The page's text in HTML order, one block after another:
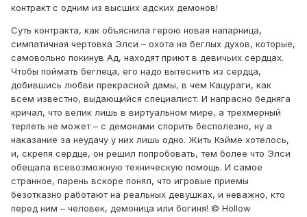
контракт с одним из высших адских демонов!
Суть контракта, как объяснила герою новая напарница,
симпатичная чертовка Элси – охота на беглых духов, которые,
самовольно покинув Ад, находят приют в девичьих сердцах.
Чтобы поймать беглеца, его надо вытеснить из сердца,
добившись любви прекрасной дамы, в чем Кацураги, как
всем известно, выдающийся специалист. И напрасно бедняга
кричал, что велик лишь в виртуальном мире, а трехмерный
терпеть не может – с демонами спорить бесполезно, ну а
наказание за неудачу у них лишь одно. Жить Кэйме хотелось,
и, скрепя сердце, он решил попробовать, тем более что Элси
обещала всевозможную техническую помощь. И самое
странное, парень вскоре понял, что игровые приемы
безотказно работают на реальных девушках, и неважно, кто
перед ним – человек, демоница или богиня! © Hollow